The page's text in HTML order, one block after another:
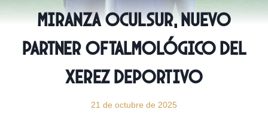
Miranza Oculsur, nuevo
partner oftalmológico del
Xerez Deportivo
21 de octubre de 2025